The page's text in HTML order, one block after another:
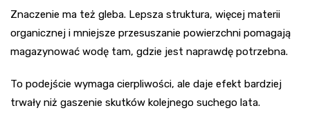
Znaczenie ma też gleba. Lepsza struktura, więcej materii
organicznej i mniejsze przesuszanie powierzchni pomagają
magazynować wodę tam, gdzie jest naprawdę potrzebna.
To podejście wymaga cierpliwości, ale daje efekt bardziej
trwały niż gaszenie skutków kolejnego suchego lata.